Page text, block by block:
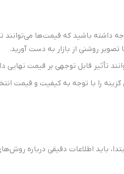
باشید که قیمت‌ها می‌توانند
روشنی از بازار به دست آورید.
تأثیر قابل توجهی بر قیمت نهایی
را با توجه به کیفیت و قیمت
باید اطلاعات دقیقی درباره